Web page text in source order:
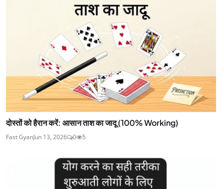
दोस्तों को हैरान करें: आसान ताश का जादू (100% Working)
Fast GyanJun 13, 2026 0 5